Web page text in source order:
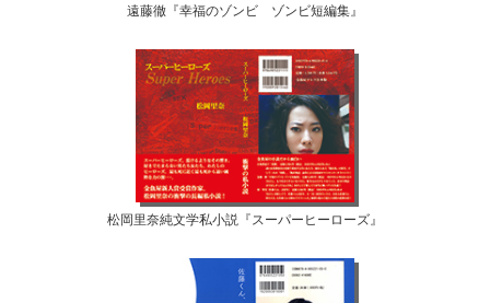
遠藤徹『幸福のゾンビ ゾンビ短編集』
松岡里奈純文学私小説『スーパーヒーローズ』